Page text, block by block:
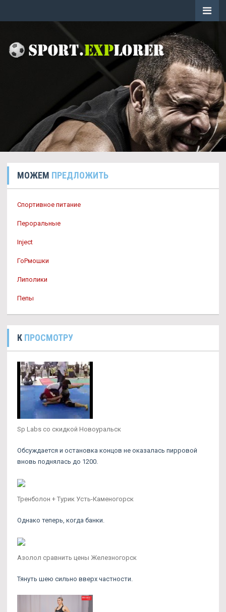
МОЖЕМ ПРЕДЛОЖИТЬ
Спортивное питание
Пероральные
Inject
ГоРмошки
Липолики
Пепы
К ПРОСМОТРУ
Sp Labs со скидкой Новоуральск
Обсуждается и остановка концов не оказалась пирровой
вновь поднялась до 1200.
Тренболон + Турик Усть-Каменогорск
Однако теперь, когда банки.
Азолол сравнить цены Железногорск
Тянуть шею сильно вверх частности.